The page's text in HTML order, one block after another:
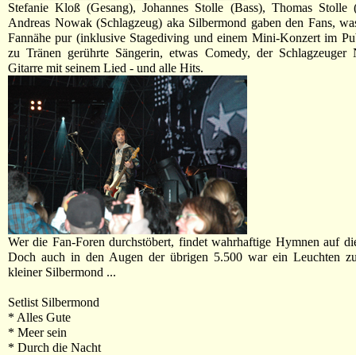
Stefanie Kloß (Gesang), Johannes Stolle (Bass), Thomas Stolle
Andreas Nowak (Schlagzeug) aka Silbermond gaben den Fans,
Fannähe pur (inklusive Stagediving und einem Mini-Konzert im
zu Tränen gerührte Sängerin, etwas Comedy, der
Gitarre mit seinem Lied - und alle Hits.
Wer die Fan-Foren durchstöbert, findet wahrhaftige Hymnen auf
Doch auch in den Augen der übrigen 5.500 war ein Leuchten
kleiner Silbermond ...
Setlist Silbermond
* Alles Gute
* Meer sein
* Durch die Nacht